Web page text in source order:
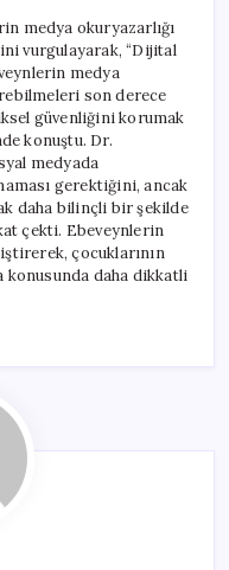
medya okuryazarlığı
vurgulayarak, “Dijital
medya
son derece
güvenliğini korumak
konuştu. Dr.
medyada
gerektiğini, ancak
daha bilinçli bir şekilde
çekti. Ebeveynlerin
çocuklarının
konusunda daha dikkatli